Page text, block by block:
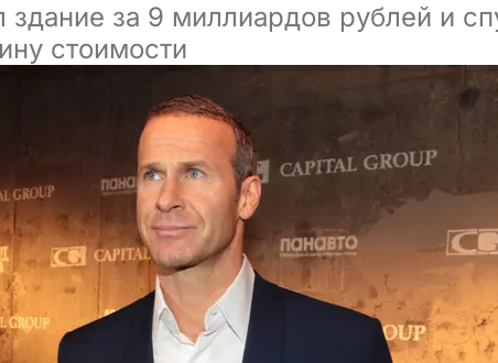
за 9 миллиардов рублей и
стоимости